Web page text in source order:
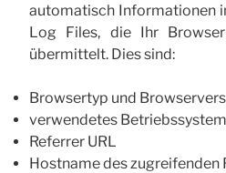
automatisch Informationen
Log Files, die Ihr
übermittelt. Dies sind:
Browsertyp und
verwendetes Betriebssystem
Referrer URL
Hostname des zugreifenden